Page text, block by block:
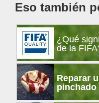
Eso también
¿Qué
de la
Reparar
pinchado